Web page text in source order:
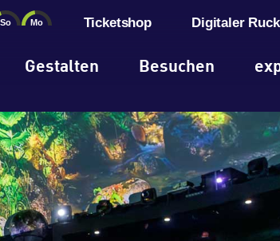
Ticketshop Digitaler
Gestalten Besuchen